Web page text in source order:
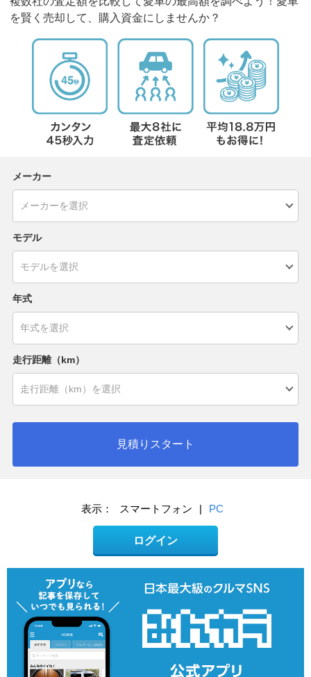
を賢く売却して、購入資金にしませんか？
メーカー
モデル
年式
走行距離（km）
見積りスタート
表示： スマートフォン | PC
ログイン